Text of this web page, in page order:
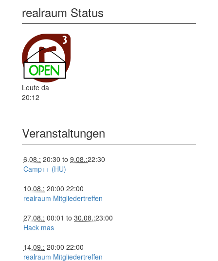
realraum Status
Leute da
20:12
Veranstaltungen
6.08.: 20:30 to 9.08.:22:30
Camp++ (HU)
10.08.: 20:00 22:00
realraum Mitgliedertreffen
27.08.: 00:01 to 30.08.:23:00
Hack mas
14.09.: 20:00 22:00
realraum Mitgliedertreffen